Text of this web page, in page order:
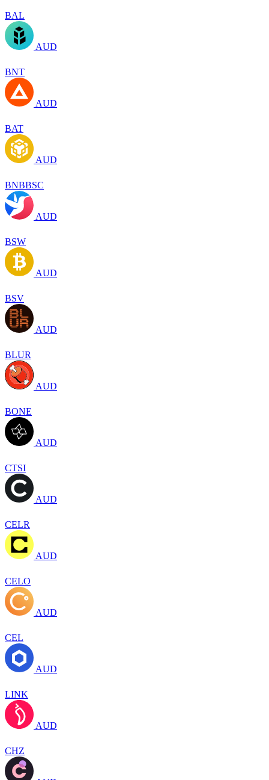
BAL
AUD
BNT
AUD
BAT
AUD
BNBBSC
AUD
BSW
AUD
BSV
AUD
BLUR
AUD
BONE
AUD
CTSI
AUD
CELR
AUD
CELO
AUD
CEL
AUD
LINK
AUD
CHZ